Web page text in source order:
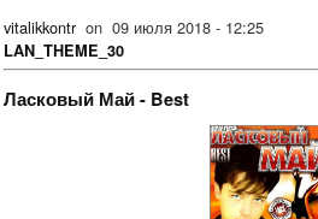
vitalikkontron 09 июля 2018 - 12:25
LAN_THEME_30
Ласковый Май - Best